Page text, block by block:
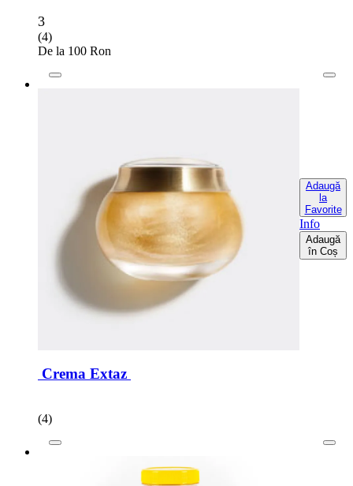
3
(4)
De la 100 Ron
Adaugă
la
Favorite
Info
Adaugă
în Coș
Crema Extaz
(4)